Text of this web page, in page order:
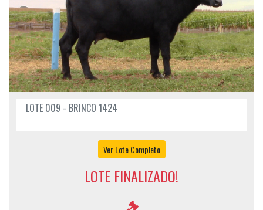
LOTE 009 - BRINCO 1424
Ver Lote Completo
LOTE FINALIZADO!